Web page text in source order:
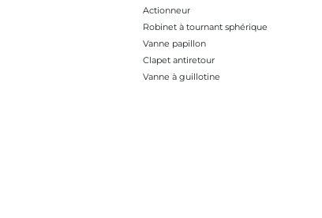
Actionneur
Robinet à tournant sphérique
Vanne papillon
Clapet antiretour
Vanne à guillotine